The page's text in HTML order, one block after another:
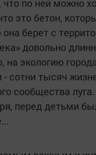
что по ней можно
это бетон,
берет с
довольно
на экологию
- сотни тысяч
сообщества
перед детьми